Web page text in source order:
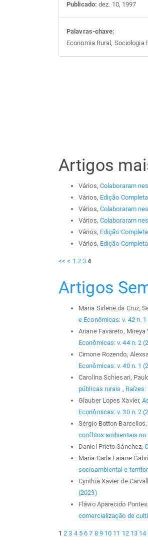
Publicado: dez. 10, 1997
Palavras-chave:
Economia Rural, Sociologia
Artigos
Vários, Colaboraram
Vários, Edição
Vários, Colaboraram
Vários, Colaboraram
Vários, Edição
Vários, Edição
<< < 1 2 3 4
Artigos
Maria Sirlene da Cruz,
e Econômicas: v. 42 n.
Ariane Favareto,
Econômicas: v. 44 n. 2
Cimone Rozendo,
Econômicas: v. 40 n. 1
Carolina Schiesari,
públicas rurais ,
Glauber Lopes Xavier,
Econômicas: v. 30 n. 2
Sérgio Botton
conflitos ambientais no
Daniel Prieto Sánchez,
Maria Carla Laiane
socioambiental e
Cynthia Xavier de
(2023)
Flávio Aparecido
comercialização de
1 2 3 4 5 6 7 8 9 10 11 12 13 14